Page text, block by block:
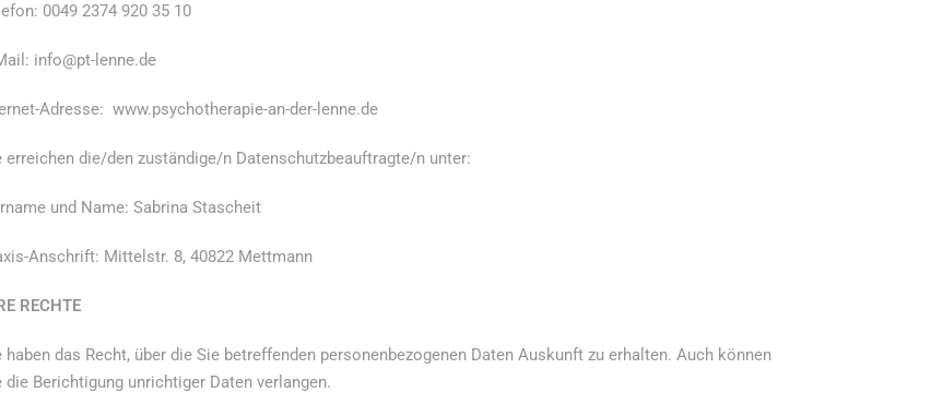
0049 2374 920 35 10
info@pt-lenne.de
Adresse: www.psychotherapie-an-der-lenne.de
erreichen die/den zuständige/n Datenschutzbeauftragte/n unter:
und Name: Sabrina Stascheit
Anschrift: Mittelstr. 8, 40822 Mettmann
RECHTE
haben das Recht, über die Sie betreffenden personenbezogenen Daten Auskunft zu erhalten. Auch können
die Berichtigung unrichtiger Daten verlangen.